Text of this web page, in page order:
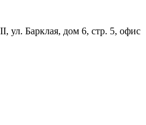
ул. Барклая, дом 6, стр. 5, офис